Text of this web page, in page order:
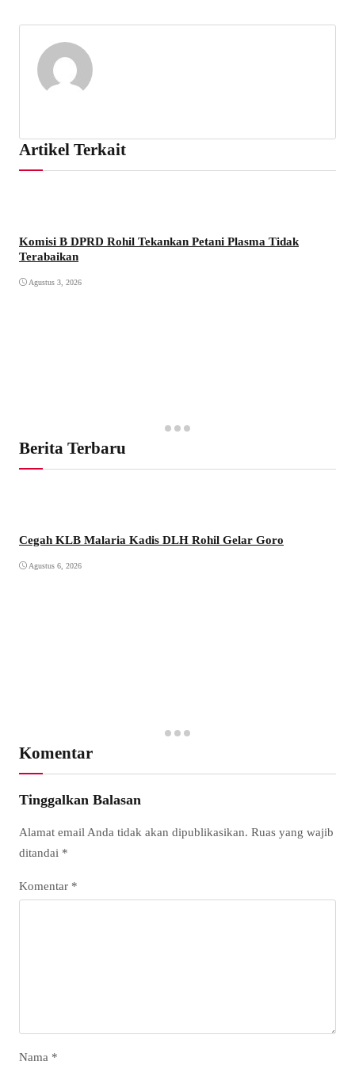
Artikel Terkait
Komisi B DPRD Rohil Tekankan Petani Plasma Tidak
Terabaikan
Agustus 3, 2026
Berita Terbaru
Cegah KLB Malaria Kadis DLH Rohil Gelar Goro
Agustus 6, 2026
Komentar
Tinggalkan Balasan
Alamat email Anda tidak akan dipublikasikan. Ruas yang wajib
ditandai *
Komentar *
Nama *